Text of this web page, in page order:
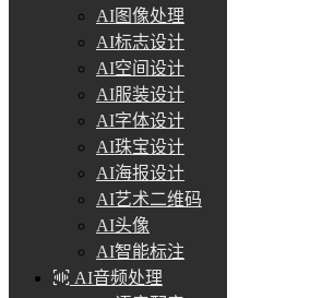
AI图像处理
AI标志设计
AI空间设计
AI服装设计
AI字体设计
AI珠宝设计
AI海报设计
AI艺术二维码
AI头像
AI智能标注
AI音频处理